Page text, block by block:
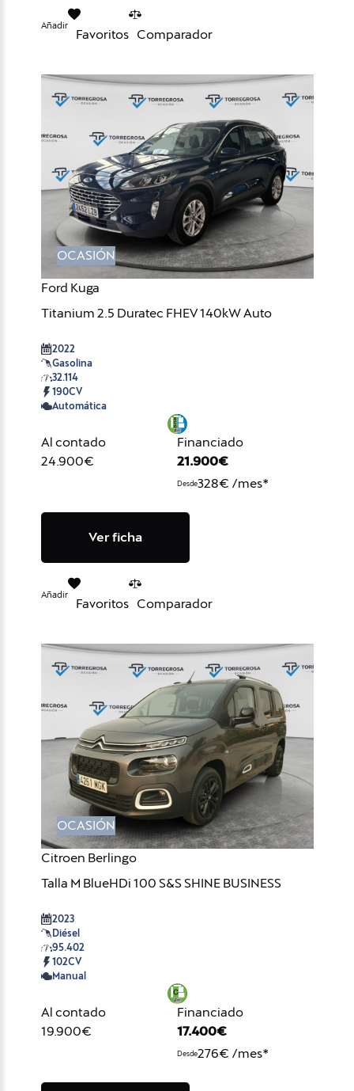
Añadir
Favoritos Comparador
OCASIÓN
Ford Kuga
Titanium 2.5 Duratec FHEV 140kW Auto
2022
Gasolina
32.114
190CV
Automática
Al contado
24.900€
Financiado
21.900€
Desde328€ /mes*
Ver ficha
Añadir
Favoritos Comparador
OCASIÓN
Citroen Berlingo
Talla M BlueHDi 100 S&S SHINE BUSINESS
2023
Diésel
95.402
102CV
Manual
Al contado
19.900€
Financiado
17.400€
Desde276€ /mes*